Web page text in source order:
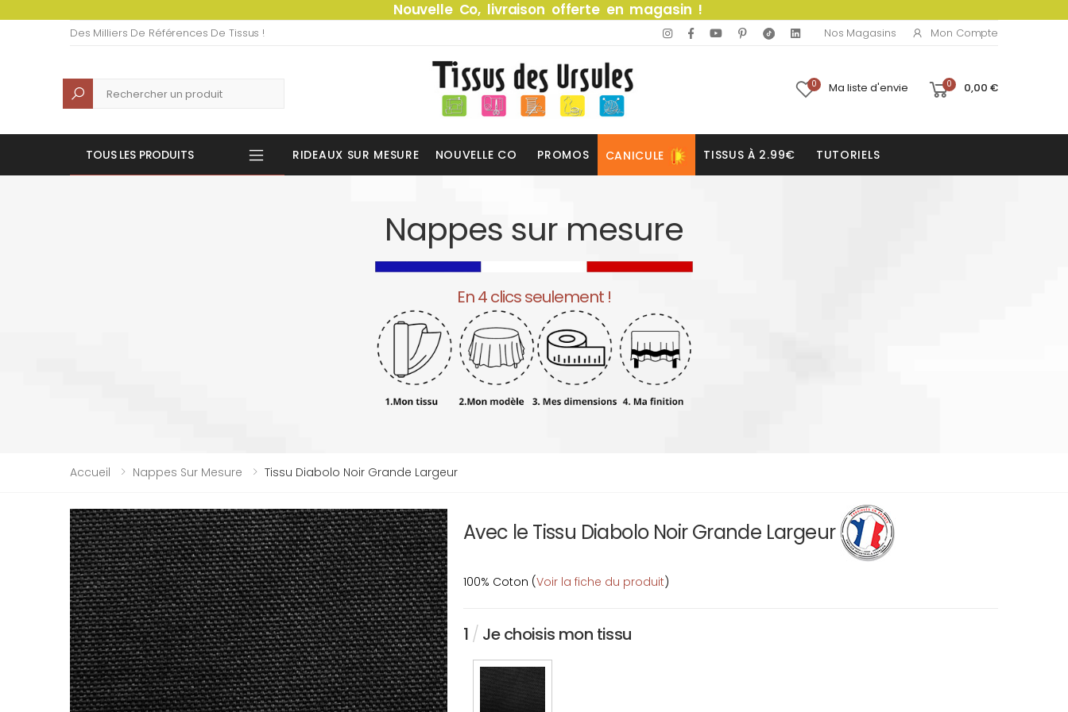
Nouvelle Co, livraison offerte en magasin !
Des Milliers De Références De Tissus ! Nos Magasins Mon Compte
Recherche 0 Ma liste d'envie 0 0,00 €
TOUS LES PRODUITS RIDEAUX SUR MESURE NOUVELLE CO PROMOS CANICULE TISSUS À 2.99€ TUTORIELS
Nappes sur mesure
En 4 clics seulement !
Accueil Nappes Sur Mesure Tissu Diabolo Noir Grande Largeur
Avec le Tissu Diabolo Noir Grande Largeur
100% Coton (Voir la fiche du produit)
1 / Je choisis mon tissu